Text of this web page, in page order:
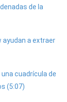
de la
ayudan a extraer
cuadrícula de
(5:07)